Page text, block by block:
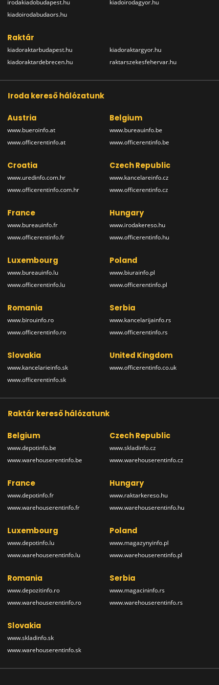
irodakiadobudapest.hu
kiadoirodabudaors.hu
kiadoirodagyor.hu
Raktár
kiadoraktarbudapest.hu
kiadoraktardebrecen.hu
kiadoraktargyor.hu
raktarszekesfehervar.hu
Iroda kereső hálózatunk
Austria
www.bueroinfo.at
www.officerentinfo.at
Belgium
www.bureauinfo.be
www.officerentinfo.be
Croatia
www.uredinfo.com.hr
www.officerentinfo.com.hr
Czech Republic
www.kancelareinfo.cz
www.officerentinfo.cz
France
www.bureauinfo.fr
www.officerentinfo.fr
Hungary
www.irodakereso.hu
www.officerentinfo.hu
Luxembourg
www.bureauinfo.lu
www.officerentinfo.lu
Poland
www.biurainfo.pl
www.officerentinfo.pl
Romania
www.birouinfo.ro
www.officerentinfo.ro
Serbia
www.kancelarijainfo.rs
www.officerentinfo.rs
Slovakia
www.kancelarieinfo.sk
www.officerentinfo.sk
United Kingdom
www.officerentinfo.co.uk
Raktár kereső hálózatunk
Belgium
www.depotinfo.be
www.warehouserentinfo.be
Czech Republic
www.skladinfo.cz
www.warehouserentinfo.cz
France
www.depotinfo.fr
www.warehouserentinfo.fr
Hungary
www.raktarkereso.hu
www.warehouserentinfo.hu
Luxembourg
www.depotinfo.lu
www.warehouserentinfo.lu
Poland
www.magazynyinfo.pl
www.warehouserentinfo.pl
Romania
www.depozitinfo.ro
www.warehouserentinfo.ro
Serbia
www.magacininfo.rs
www.warehouserentinfo.rs
Slovakia
www.skladinfo.sk
www.warehouserentinfo.sk